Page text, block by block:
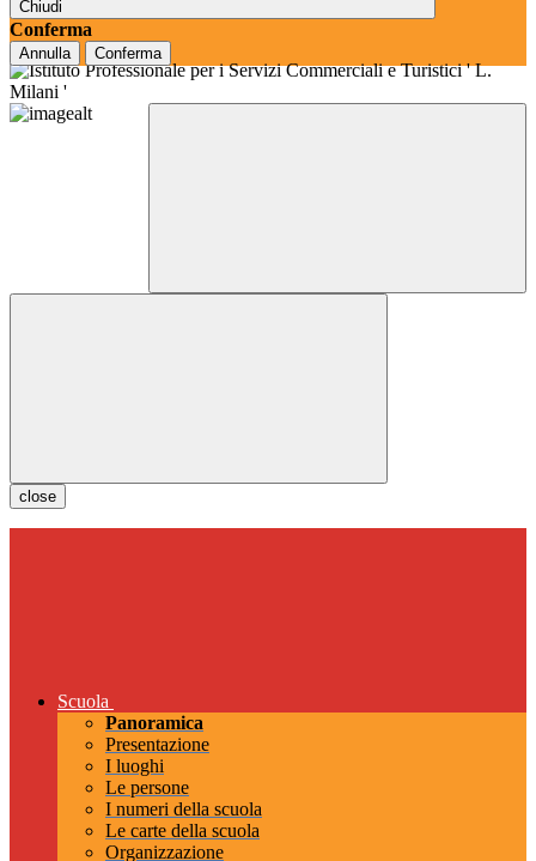
Chiudi
Conferma
Annulla Conferma
close
Scuola
Panoramica
Presentazione
I luoghi
Le persone
I numeri della scuola
Le carte della scuola
Organizzazione